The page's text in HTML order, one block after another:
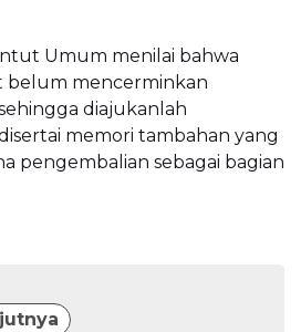
Umum menilai bahwa
belum mencerminkan
diajukanlah
memori tambahan yang
pengembalian sebagai bagian